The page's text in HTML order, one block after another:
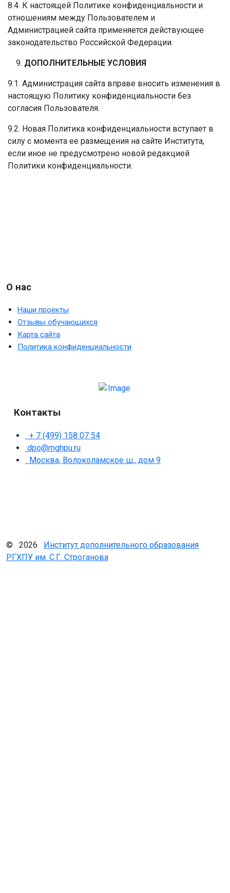
8.4. К настоящей Политике конфиденциальности и
отношениям между Пользователем и
Администрацией сайта применяется действующее
законодательство Российской Федерации.
ДОПОЛНИТЕЛЬНЫЕ УСЛОВИЯ
9.1. Администрация сайта вправе вносить изменения в
настоящую Политику конфиденциальности без
согласия Пользователя.
9.2. Новая Политика конфиденциальности вступает в
силу с момента ее размещения на сайте Института,
если иное не предусмотрено новой редакцией
Политики конфиденциальности.
О нас
Наши проекты
Отзывы обучающихся
Карта сайта
Политика конфиденциальности
Контакты
+ 7 (499) 158 07 54
dpo@mghpu.ru
Москва, Волоколамское ш., дом 9
© 2026 Институт дополнительного образования
РГХПУ им. С.Г. Строганова